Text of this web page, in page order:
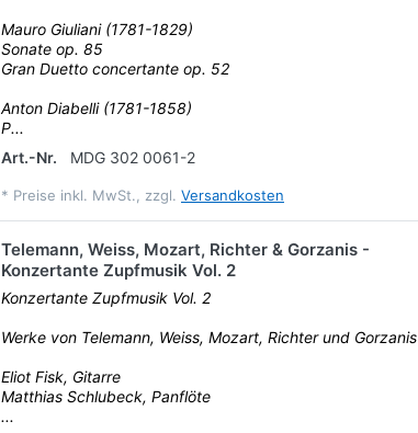
Mauro Giuliani (1781-1829)
Sonate op. 85
Gran Duetto concertante op. 52
Anton Diabelli (1781-1858)
P...
Art.-Nr.
MDG 302 0061-2
* Preise inkl. MwSt., zzgl. Versandkosten
Telemann, Weiss, Mozart, Richter & Gorzanis -
Konzertante Zupfmusik Vol. 2
Konzertante Zupfmusik Vol. 2
Werke von Telemann, Weiss, Mozart, Richter und Gorzanis
Eliot Fisk, Gitarre
Matthias Schlubeck, Panflöte
...